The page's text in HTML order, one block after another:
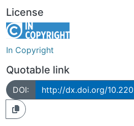
License
In Copyright
Quotable link
DOI: http://dx.doi.org/